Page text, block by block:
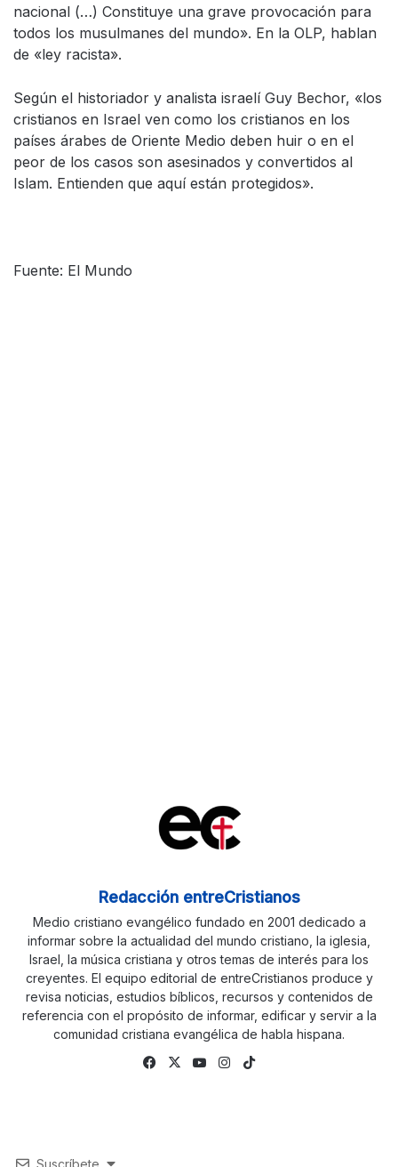
nacional (…) Constituye una grave provocación para
todos los musulmanes del mundo». En la OLP, hablan
de «ley racista».
Según el historiador y analista israelí Guy Bechor, «los
cristianos en Israel ven como los cristianos en los
países árabes de Oriente Medio deben huir o en el
peor de los casos son asesinados y convertidos al
Islam. Entienden que aquí están protegidos».
Fuente: El Mundo
Redacción entreCristianos
Medio cristiano evangélico fundado en 2001 dedicado a
informar sobre la actualidad del mundo cristiano, la iglesia,
Israel, la música cristiana y otros temas de interés para los
creyentes. El equipo editorial de entreCristianos produce y
revisa noticias, estudios bíblicos, recursos y contenidos de
referencia con el propósito de informar, edificar y servir a la
comunidad cristiana evangélica de habla hispana.
Fa
X
Yo
Ins
Suscríbete